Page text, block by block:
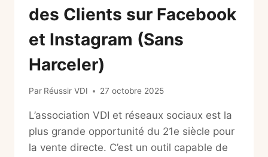
des Clients sur Facebook
et Instagram (Sans
Harceler)
Par Réussir VDI 27 octobre 2025
L’association VDI et réseaux sociaux est la
plus grande opportunité du 21e siècle pour
la vente directe. C’est un outil capable de